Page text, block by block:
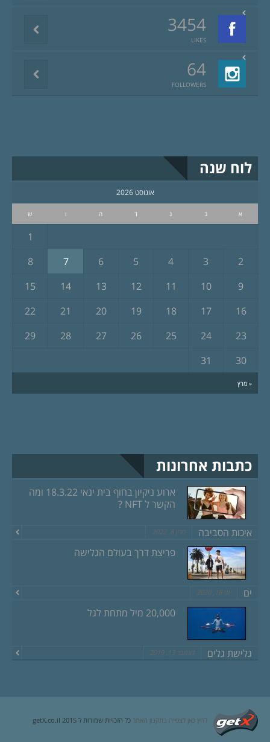
3454
LIKES
64
FOLLOWERS
לוח שנה
אוגוסט 2026
א ב ג ד ה ו ש
« מרץ
1
2
3
4
5
6
7
8
9
10
11
12
13
14
15
16
17
18
19
20
21
22
23
24
25
26
27
28
29
30
31
כתבות אחרונות
ארוע ניקיון בחוף בית ינאי 18.3.22 ומה
הקשר ל NFT ?
איכות הסביבה מרץ 8, 2022
פריצת דרך בעולם הגלישה
ים יוני 18, 2020
20,000 מיל מתחת לגל
גלישת גלים דצמבר 13, 2019
לחץ כאן לצפייה בתקנון האתר כל הזכויות שמורות ל getX.co.il 2015